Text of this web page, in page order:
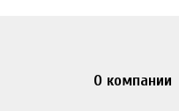
О компании